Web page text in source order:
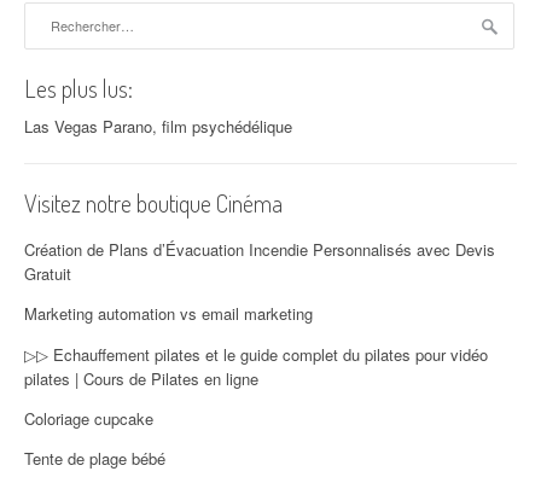
Les plus lus:
Las Vegas Parano, film psychédélique
Visitez notre boutique Cinéma
Création de Plans d’Évacuation Incendie Personnalisés avec Devis
Gratuit
Marketing automation vs email marketing
▷▷ Echauffement pilates et le guide complet du pilates pour vidéo
pilates | Cours de Pilates en ligne
Coloriage cupcake
Tente de plage bébé